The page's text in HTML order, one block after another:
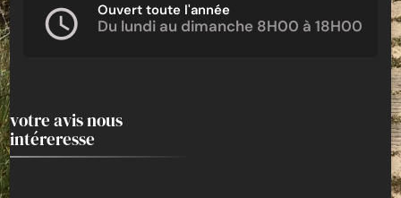
Ouvert toute l'année
Du lundi au dimanche 8H00 à 18H00
votre avis nous
intéreresse